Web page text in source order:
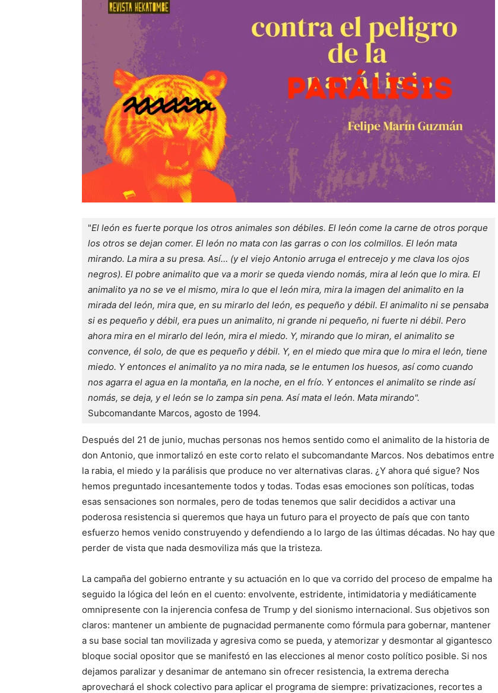
"El león es fuerte porque los otros animales son débiles. El león come la carne de otros porque
los otros se dejan comer. El león no mata con las garras o con los colmillos. El león mata
mirando. La mira a su presa. Así… (y el viejo Antonio arruga el entrecejo y me clava los ojos
negros). El pobre animalito que va a morir se queda viendo nomás, mira al león que lo mira. El
animalito ya no se ve el mismo, mira lo que el león mira, mira la imagen del animalito en la
mirada del león, mira que, en su mirarlo del león, es pequeño y débil. El animalito ni se pensaba
si es pequeño y débil, era pues un animalito, ni grande ni pequeño, ni fuerte ni débil. Pero
ahora mira en el mirarlo del león, mira el miedo. Y, mirando que lo miran, el animalito se
convence, él solo, de que es pequeño y débil. Y, en el miedo que mira que lo mira el león, tiene
miedo. Y entonces el animalito ya no mira nada, se le entumen los huesos, así como cuando
nos agarra el agua en la montaña, en la noche, en el frío. Y entonces el animalito se rinde así
nomás, se deja, y el león se lo zampa sin pena. Así mata el león. Mata mirando".
Subcomandante Marcos, agosto de 1994.
Después del 21 de junio, muchas personas nos hemos sentido como el animalito de la historia de
don Antonio, que inmortalizó en este corto relato el subcomandante Marcos. Nos debatimos entre
la rabia, el miedo y la parálisis que produce no ver alternativas claras. ¿Y ahora qué sigue? Nos
hemos preguntado incesantemente todos y todas. Todas esas emociones son políticas, todas
esas sensaciones son normales, pero de todas tenemos que salir decididos a activar una
poderosa resistencia si queremos que haya un futuro para el proyecto de país que con tanto
esfuerzo hemos venido construyendo y defendiendo a lo largo de las últimas décadas. No hay que
perder de vista que nada desmoviliza más que la tristeza.
La campaña del gobierno entrante y su actuación en lo que va corrido del proceso de empalme ha
seguido la lógica del león en el cuento: envolvente, estridente, intimidatoria y mediáticamente
omnipresente con la injerencia confesa de Trump y del sionismo internacional. Sus objetivos son
claros: mantener un ambiente de pugnacidad permanente como fórmula para gobernar, mantener
a su base social tan movilizada y agresiva como se pueda, y atemorizar y desmontar al gigantesco
bloque social opositor que se manifestó en las elecciones al menor costo político posible. Si nos
dejamos paralizar y desanimar de antemano sin ofrecer resistencia, la extrema derecha
aprovechará el shock colectivo para aplicar el programa de siempre: privatizaciones, recortes a